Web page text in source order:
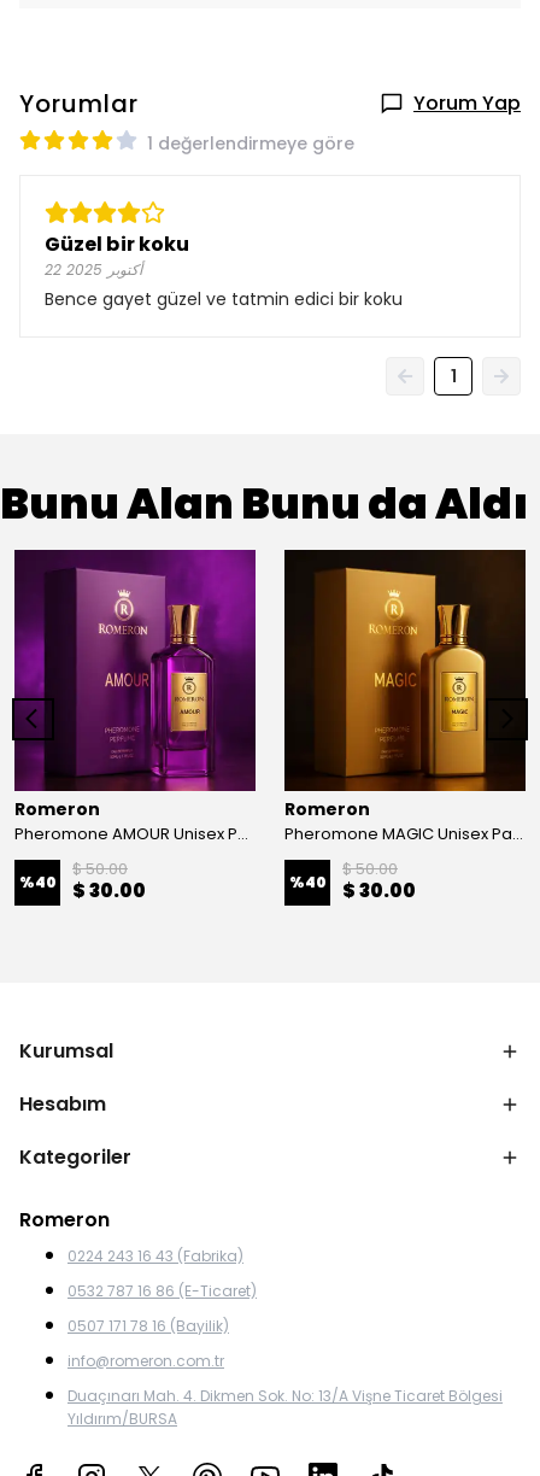
Yorumlar Yorum Yap
1 değerlendirmeye göre
Güzel bir koku
22 أكتوبر 2025
Bence gayet güzel ve tatmin edici bir koku
1
Bunu Alan Bunu da Aldı
Romeron
Pheromone AMOUR Unisex Parfüm 50ml
%40
$ 50.00
$ 30.00
Romeron
Pheromone MAGIC Unisex Parfüm 50ml
%40
$ 50.00
$ 30.00
Kurumsal
Hesabım
Kategoriler
Romeron
0224 243 16 43 (Fabrika)
0532 787 16 86 (E-Ticaret)
0507 171 78 16 (Bayilik)
info@romeron.com.tr
Duaçınarı Mah. 4. Dikmen Sok. No: 13/A Vişne Ticaret Bölgesi
Yıldırım/BURSA